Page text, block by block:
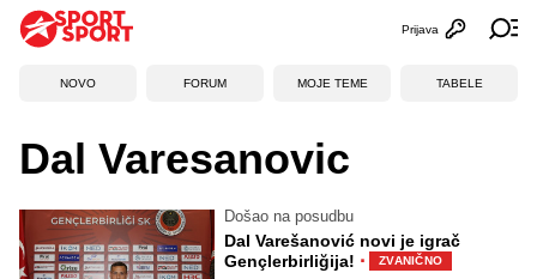
Otvori
Prijava
NOVO FORUM MOJE TEME TABELE
Dal Varesanovic
Došao na posudbu
Dal Varešanović novi je igrač
Gençlerbirliğija! · ZVANIČNO